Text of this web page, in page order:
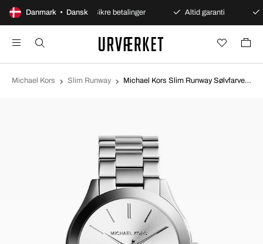
Danmark • Dansk
åbent køb Sikre betalinger Altid garanti
Michael Kors Slim Runway Michael Kors Slim Runway Sølvfarvet/Stål Ø42 mm MK3178